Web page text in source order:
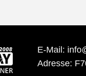
E-Mail:
Adresse: